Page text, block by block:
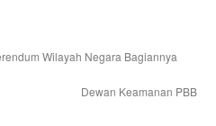
Dewan Keamanan PBB